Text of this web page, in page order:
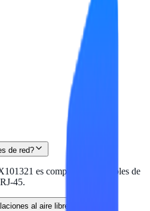
de red?
es compatible con cables de
45.
al aire libre?